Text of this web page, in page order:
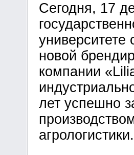
Сегодня, 17
университете
новой
компании
лет успешно
агрологистики.